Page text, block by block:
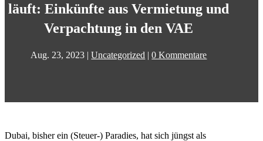
läuft: Einkünfte aus Vermietung und
Verpachtung in den VAE
Aug. 23, 2023 |Uncategorized |0 Kommentare
Dubai, bisher ein (Steuer-) Paradies, hat sich jüngst als